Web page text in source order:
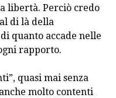
libertà. Perciò credo
di là della
quanto accade nelle
rapporto.
quasi mai senza
molto contenti